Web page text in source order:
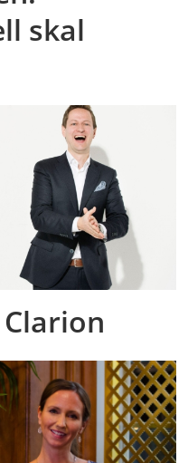
skal